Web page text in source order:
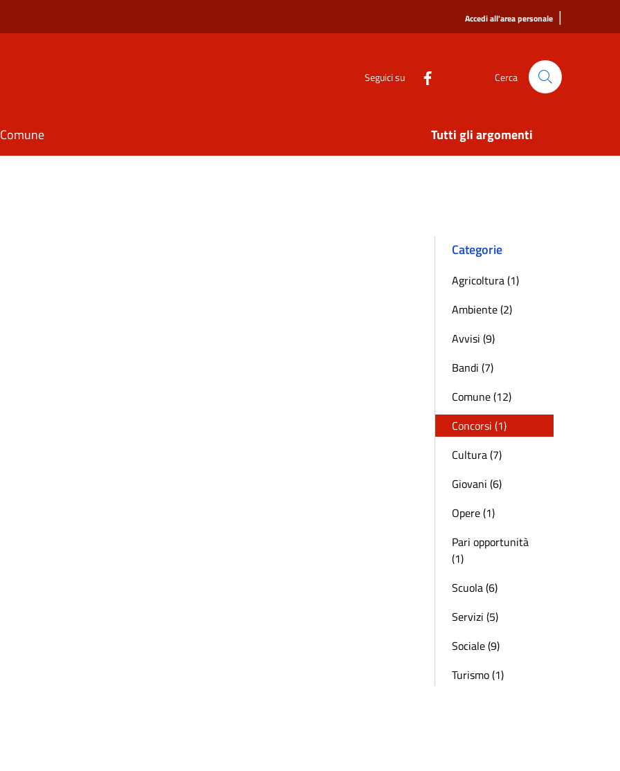
Accedi all'area personale |
Seguici su Cerca
Tutti gli argomenti
Categorie
Agricoltura (1)
Ambiente (2)
Avvisi (9)
Bandi (7)
Comune (12)
Concorsi (1)
Cultura (7)
Giovani (6)
Opere (1)
Pari opportunità
(1)
Scuola (6)
Servizi (5)
Sociale (9)
Turismo (1)